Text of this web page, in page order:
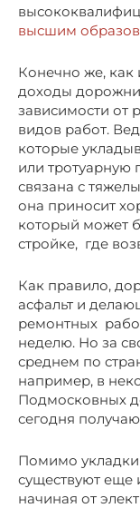
высшим
Конечно же, как
доходы
зависимости от
видов работ.
которые
или тротуарную
связана с
она приносит
который может
стройке, где
Как правило,
асфальт и
ремонтных
неделю. Но за
среднем по
например, в
Подмосковных
сегодня
Помимо
существуют еще
начиная от